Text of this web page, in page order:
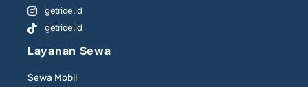
getride.id
getride.id
Layanan Sewa
Sewa Mobil